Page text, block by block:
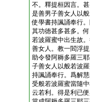
不。釋提桓因言。
是善男子善女人以
使學書持諷誦奉行
其功徳甚多甚多。
若波羅蜜中出生故
善女人。教一閻浮
助令發阿耨多羅三
子善女人以般若波
持諷誦奉行。爲解
受般若波羅蜜當隨
云若利。得是利已